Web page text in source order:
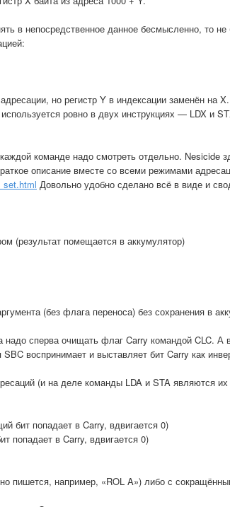
в непосредственное данное бесмысленно, то
но регистр Y в индексации заменён на X.
ровно в двух инструкциях — LDX и
команде надо смотреть отдельно. Nesicide
описание вместе со всеми режимами
Довольно удобно сделано всё в виде и
(результат помещается в аккумулятор)
(без флага переноса) без сохранения в
надо сперва очищать флаг Carry командой CLC. А
воспринимает и выставляет бит Carry как
(и на деле команды LDA и STA являются
бит попадает в Carry, вдвигается 0)
попадает в Carry, вдвигается 0)
пишется, например, «ROL A») либо с